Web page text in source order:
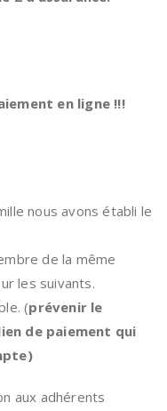
en ligne !!!
nous avons établi le
de la même
les suivants.
(prévenir le
de paiement qui
aux adhérents